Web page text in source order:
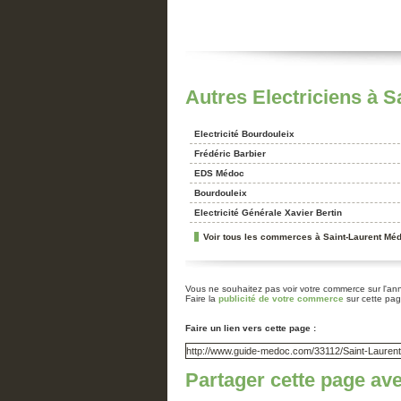
Autres Electriciens à
Electricité Bourdouleix
Frédéric Barbier
EDS Médoc
Bourdouleix
Electricité Générale Xavier Bertin
Voir tous les commerces à Saint-Laurent
Vous ne souhaitez pas voir votre commerce sur
Faire la publicité de votre commerce sur cette
Faire un lien vers cette page :
Partager cette page